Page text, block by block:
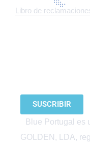
Libro de
SUSCRIBIR
Blue Portugal es
GOLDEN, LDA,